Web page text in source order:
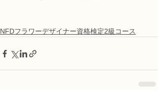
NFDフラワーデザイナー資格検定2級コース